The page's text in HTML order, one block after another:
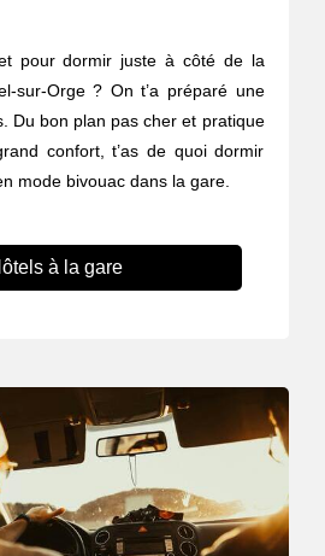
pour dormir juste à côté de la
sur-Orge ? On t’a préparé une
Du bon plan pas cher et pratique
confort, t’as de quoi dormir
mode bivouac dans la gare.
à la gare